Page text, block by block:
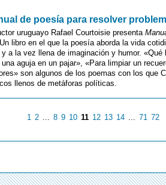
de poesía para resolver
uruguayo Rafael Courtoisie presenta
libro en el que la poesía aborda la vida
a la vez llena de imaginación y humor. «Qué
aguja en un pajar», «Para limpiar un
son algunos de los poemas con los que
llenos de metáforas políticas.
1 2 ... 8 9 10 11 12 13 14 ... 71 72